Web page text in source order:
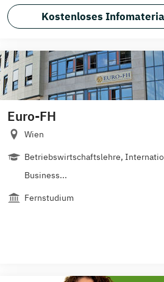
Kostenloses
Euro-FH
Wien
Betriebswirtschaftslehre,
Business...
Fernstudium